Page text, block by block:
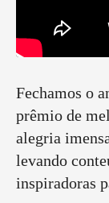
Fechamos o
prêmio de
alegria
levando
inspiradoras